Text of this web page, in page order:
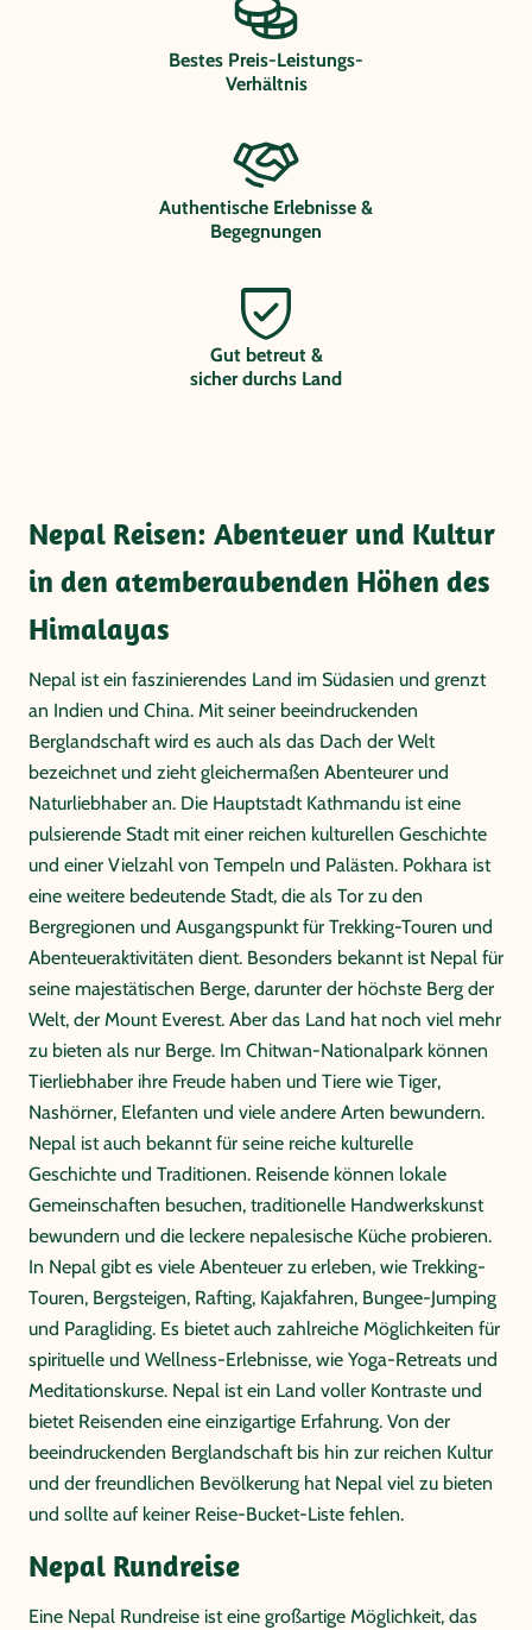
Bestes Preis-Leistungs-
Verhältnis
Authentische Erlebnisse &
Begegnungen
Gut betreut &
sicher durchs Land
Nepal Reisen: Abenteuer und Kultur
in den atemberaubenden Höhen des
Himalayas
Nepal ist ein faszinierendes Land im Südasien und grenzt
an Indien und China. Mit seiner beeindruckenden
Berglandschaft wird es auch als das Dach der Welt
bezeichnet und zieht gleichermaßen Abenteurer und
Naturliebhaber an. Die Hauptstadt Kathmandu ist eine
pulsierende Stadt mit einer reichen kulturellen Geschichte
und einer Vielzahl von Tempeln und Palästen. Pokhara ist
eine weitere bedeutende Stadt, die als Tor zu den
Bergregionen und Ausgangspunkt für Trekking-Touren und
Abenteueraktivitäten dient. Besonders bekannt ist Nepal für
seine majestätischen Berge, darunter der höchste Berg der
Welt, der Mount Everest. Aber das Land hat noch viel mehr
zu bieten als nur Berge. Im Chitwan-Nationalpark können
Tierliebhaber ihre Freude haben und Tiere wie Tiger,
Nashörner, Elefanten und viele andere Arten bewundern.
Nepal ist auch bekannt für seine reiche kulturelle
Geschichte und Traditionen. Reisende können lokale
Gemeinschaften besuchen, traditionelle Handwerkskunst
bewundern und die leckere nepalesische Küche probieren.
In Nepal gibt es viele Abenteuer zu erleben, wie Trekking-
Touren, Bergsteigen, Rafting, Kajakfahren, Bungee-Jumping
und Paragliding. Es bietet auch zahlreiche Möglichkeiten für
spirituelle und Wellness-Erlebnisse, wie Yoga-Retreats und
Meditationskurse. Nepal ist ein Land voller Kontraste und
bietet Reisenden eine einzigartige Erfahrung. Von der
beeindruckenden Berglandschaft bis hin zur reichen Kultur
und der freundlichen Bevölkerung hat Nepal viel zu bieten
und sollte auf keiner Reise-Bucket-Liste fehlen.
Nepal Rundreise
Eine Nepal Rundreise ist eine großartige Möglichkeit, das